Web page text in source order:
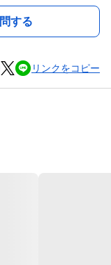
する
リンクをコピー